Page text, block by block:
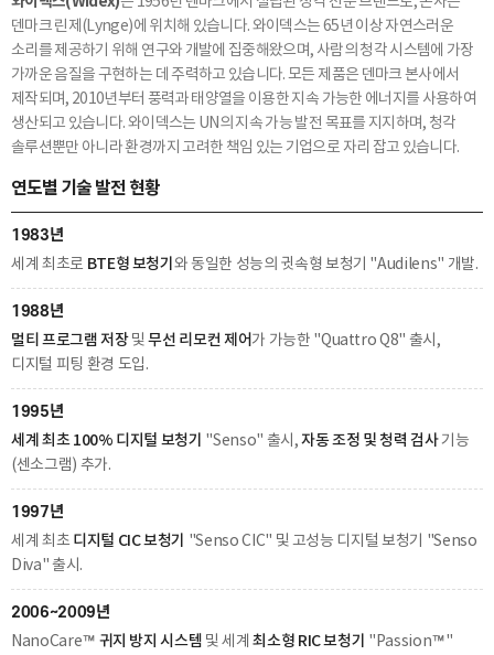
덴마크 린제(Lynge)에 위치해 있습니다. 와이덱스는 65년 이상 자연스러운
소리를 제공하기 위해 연구와 개발에 집중해왔으며, 사람의 청각 시스템에 가장
가까운 음질을 구현하는 데 주력하고 있습니다. 모든 제품은 덴마크 본사에서
제작되며, 2010년부터 풍력과 태양열을 이용한 지속 가능한 에너지를 사용하여
생산되고 있습니다. 와이덱스는 UN의 지속 가능 발전 목표를 지지하며, 청각
솔루션뿐만 아니라 환경까지 고려한 책임 있는 기업으로 자리 잡고 있습니다.
연도별 기술 발전 현황
1983년
세계 최초로 BTE형 보청기 와 동일한 성능의 귓속형 보청기 "Audilens" 개발.
1988년
멀티 프로그램 저장및무선 리모컨 제어가 가능한 "Quattro Q8" 출시,
디지털 피팅 환경 도입.
1995년
세계 최초 100% 디지털 보청기 "Senso" 출시,자동 조정 및 청력 검사기능
(센소그램) 추가.
1997년
세계 최초 디지털 CIC 보청기
"Senso CIC" 및 고성능 디지털 보청기 "Senso
Diva" 출시.
2006~2009년
NanoCare™ 귀지 방지 시스템 및 세계최소형 RIC 보청기 "Passion™"